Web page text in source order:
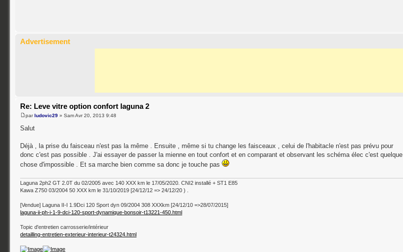
Advertisement
Re: Leve vitre option confort laguna 2
parludovic29 » Sam Avr 20, 2013 9:48
Salut
Déjà , la prise du faisceau n'est pas la même . Ensuite , même si tu change les faisceaux , celui de l'habitacle n'est pas prévu pour
donc c'est pas possible . J'ai essayer de passer la mienne en tout confort et en comparant et observant les schéma élec c'est quelque
chose d'impossible . Et sa marche bien comme sa donc je touche pas
Laguna 2ph2 GT 2.0T du 02/2005 avec 140 XXX km le 17/05/2020. CNI2 installé + ST1 E85
Kawa Z750 03/2004 50 XXX km le 31/10/2019 [24/12/12 => 24/12/20 ) .
[Vendue] Laguna II-I 1.9Dci 120 Sport dyn 09/2004 308 XXXkm [24/12/10 =>28/07/2015]
laguna-ii-ph-i-1-9-dci-120-sport-dynamique-bonsoir-t13221-450.html
Topic d'entretien carrosserie/intérieur
detailling-entretien-exterieur-interieur-t24324.html